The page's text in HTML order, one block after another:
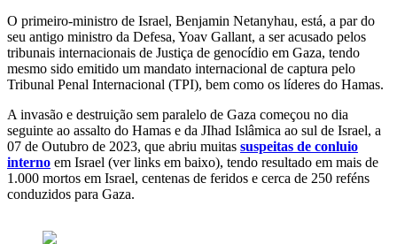
O primeiro-ministro de Israel, Benjamin Netanyhau, está, a par do
seu antigo ministro da Defesa, Yoav Gallant, a ser acusado pelos
tribunais internacionais de Justiça de genocídio em Gaza, tendo
mesmo sido emitido um mandato internacional de captura pelo
Tribunal Penal Internacional (TPI), bem como os líderes do Hamas.
A invasão e destruição sem paralelo de Gaza começou no dia
seguinte ao assalto do Hamas e da JIhad Islâmica ao sul de Israel, a
07 de Outubro de 2023, que abriu muitas suspeitas de conluio
interno em Israel (ver links em baixo), tendo resultado em mais de
1.000 mortos em Israel, centenas de feridos e cerca de 250 reféns
conduzidos para Gaza.